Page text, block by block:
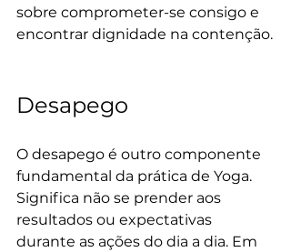
sobre comprometer-se consigo e
encontrar dignidade na contenção.
Desapego
O desapego é outro componente
fundamental da prática de Yoga.
Significa não se prender aos
resultados ou expectativas
durante as ações do dia a dia. Em